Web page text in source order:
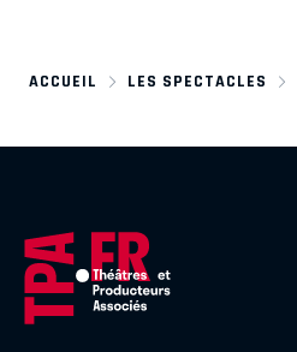
ACCUEIL LES SPECTACLES